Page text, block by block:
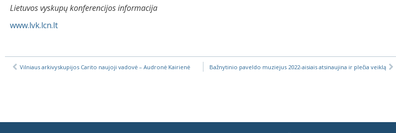
Lietuvos vyskupų konferencijos informacija
www.lvk.lcn.lt
Vilniaus arkivyskupijos Carito naujoji vadovė – Audronė Kairienė Bažnytinio paveldo muziejus 2022-aisiais atsinaujina ir plečia veiklą